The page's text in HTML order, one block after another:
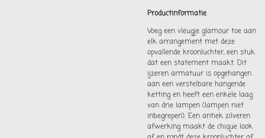
Productinformatie
Voeg een vleugje glamour toe aan
elk arrangement met deze
opvallende kroonluchter, een stuk
dat een statement maakt. Dit
ijzeren armatuur is opgehangen
aan een verstelbare hangende
ketting en heeft een enkele laag
van drie lampen (lampen niet
inbegrepen). Een antiek zilveren
afwerking maakt de chique look